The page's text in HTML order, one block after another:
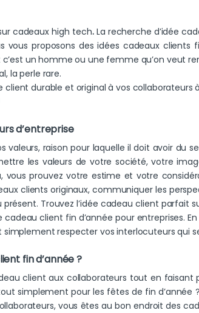
cadeaux high tech. La recherche d’idée
proposons des idées cadeaux clients
un homme ou une femme qu’on veut
la perle rare.
durable et original à vos
d’entreprise
raison pour laquelle il doit avoir du
les valeurs de votre société, votre
vous prouvez votre estime et votre
clients originaux, communiquer les
Trouvez l’idée cadeau client parfait
client fin d’année pour entreprises.
respecter vos interlocuteurs qui
fin d’année ?
client aux collaborateurs tout en
simplement pour les fêtes de fin d’année
vous êtes au bon endroit des